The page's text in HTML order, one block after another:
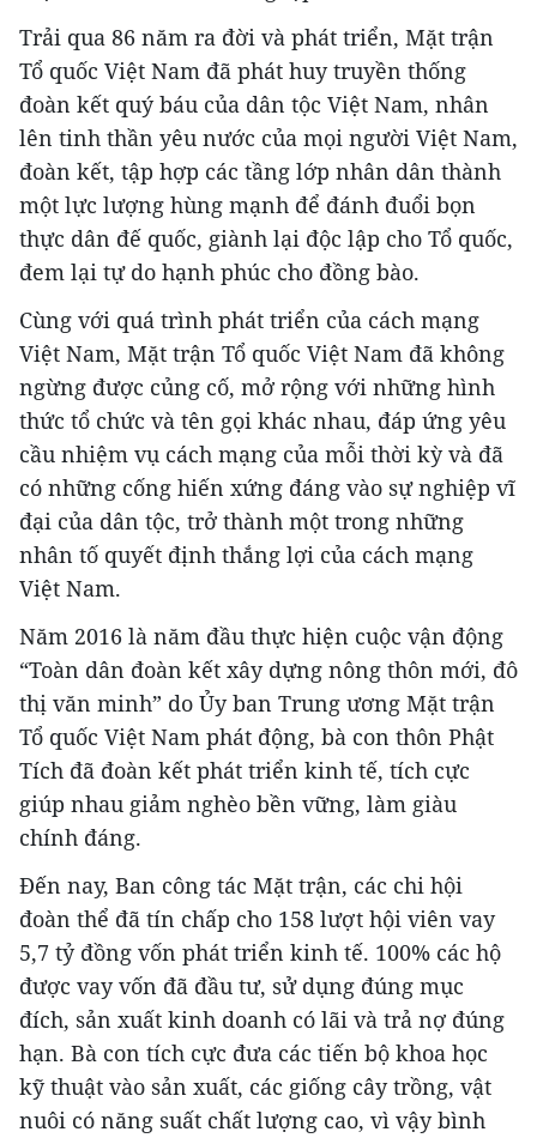
Trải qua 86 năm ra đời và phát triển, Mặt trận
Tổ quốc Việt Nam đã phát huy truyền thống
đoàn kết quý báu của dân tộc Việt Nam, nhân
lên tinh thần yêu nước của mọi người Việt Nam,
đoàn kết, tập hợp các tầng lớp nhân dân thành
một lực lượng hùng mạnh để đánh đuổi bọn
thực dân đế quốc, giành lại độc lập cho Tổ quốc,
đem lại tự do hạnh phúc cho đồng bào.
Cùng với quá trình phát triển của cách mạng
Việt Nam, Mặt trận Tổ quốc Việt Nam đã không
ngừng được củng cố, mở rộng với những hình
thức tổ chức và tên gọi khác nhau, đáp ứng yêu
cầu nhiệm vụ cách mạng của mỗi thời kỳ và đã
có những cống hiến xứng đáng vào sự nghiệp vĩ
đại của dân tộc, trở thành một trong những
nhân tố quyết định thắng lợi của cách mạng
Việt Nam.
Năm 2016 là năm đầu thực hiện cuộc vận động
“Toàn dân đoàn kết xây dựng nông thôn mới, đô
thị văn minh” do Ủy ban Trung ương Mặt trận
Tổ quốc Việt Nam phát động, bà con thôn Phật
Tích đã đoàn kết phát triển kinh tế, tích cực
giúp nhau giảm nghèo bền vững, làm giàu
chính đáng.
Đến nay, Ban công tác Mặt trận, các chi hội
đoàn thể đã tín chấp cho 158 lượt hội viên vay
5,7 tỷ đồng vốn phát triển kinh tế. 100% các hộ
được vay vốn đã đầu tư, sử dụng đúng mục
đích, sản xuất kinh doanh có lãi và trả nợ đúng
hạn. Bà con tích cực đưa các tiến bộ khoa học
kỹ thuật vào sản xuất, các giống cây trồng, vật
nuôi có năng suất chất lượng cao, vì vậy bình